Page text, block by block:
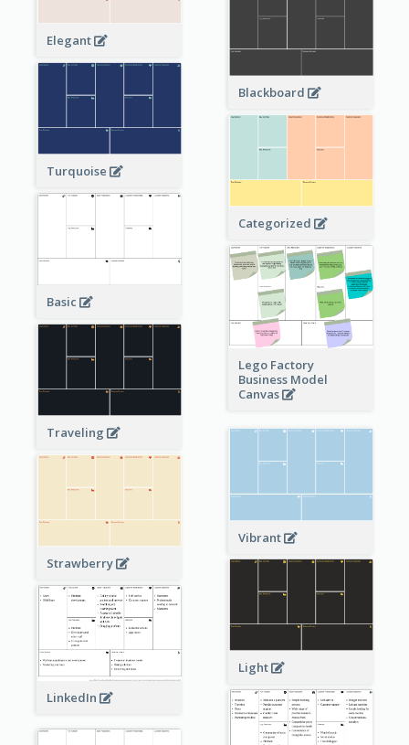
Elegant
Blackboard
Turquoise
Categorized
Basic
Lego Factory
Business Model
Canvas
Traveling
Vibrant
Strawberry
Light
LinkedIn